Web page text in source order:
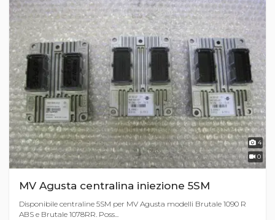
4
0
MV Agusta centralina iniezione 5SM
Disponibile centraline 5SM per MV Agusta modelli Brutale 1090 R
ABS e Brutale 1078RR. Poss...